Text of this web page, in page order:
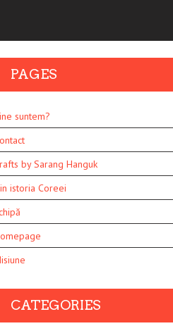
PAGES
suntem?
by Sarang Hanguk
istoria Coreei
CATEGORIES